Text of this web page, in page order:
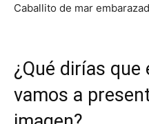
Caballito de mar
¿Qué dirías que
vamos a